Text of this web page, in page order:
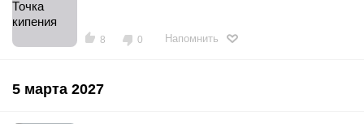
8 0 Напомнить
5 марта 2027